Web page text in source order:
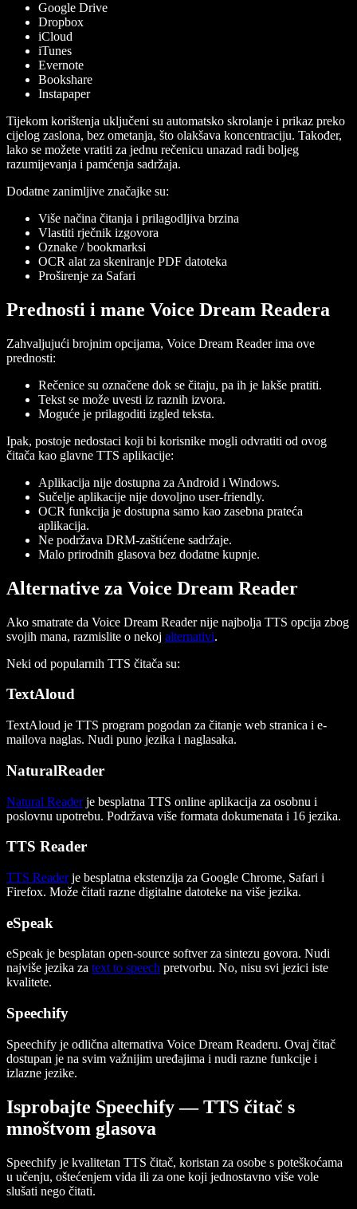
Google Drive
Dropbox
iCloud
iTunes
Evernote
Bookshare
Instapaper
Tijekom korištenja uključeni su automatsko skrolanje i prikaz preko
cijelog zaslona, bez ometanja, što olakšava koncentraciju. Također,
lako se možete vratiti za jednu rečenicu unazad radi boljeg
razumijevanja i pamćenja sadržaja.
Dodatne zanimljive značajke su:
Više načina čitanja i prilagodljiva brzina
Vlastiti rječnik izgovora
Oznake / bookmarksi
OCR alat za skeniranje PDF datoteka
Proširenje za Safari
Prednosti i mane Voice Dream Readera
Zahvaljujući brojnim opcijama, Voice Dream Reader ima ove
prednosti:
Rečenice su označene dok se čitaju, pa ih je lakše pratiti.
Tekst se može uvesti iz raznih izvora.
Moguće je prilagoditi izgled teksta.
Ipak, postoje nedostaci koji bi korisnike mogli odvratiti od ovog
čitača kao glavne TTS aplikacije:
Aplikacija nije dostupna za Android i Windows.
Sučelje aplikacije nije dovoljno user-friendly.
OCR funkcija je dostupna samo kao zasebna prateća
aplikacija.
Ne podržava DRM-zaštićene sadržaje.
Malo prirodnih glasova bez dodatne kupnje.
Alternative za Voice Dream Reader
Ako smatrate da Voice Dream Reader nije najbolja TTS opcija zbog
svojih mana, razmislite o nekoj alternativi.
Neki od popularnih TTS čitača su:
TextAloud
TextAloud je TTS program pogodan za čitanje web stranica i e-
mailova naglas. Nudi puno jezika i naglasaka.
NaturalReader
Natural Readerje besplatna TTS online aplikacija za osobnu i
poslovnu upotrebu. Podržava više formata dokumenata i 16 jezika.
TTS Reader
TTS Readerje besplatna ekstenzija za Google Chrome, Safari i
Firefox. Može čitati razne digitalne datoteke na više jezika.
eSpeak
eSpeak je besplatan open-source softver za sintezu govora. Nudi
najviše jezika za text to speech pretvorbu. No, nisu svi jezici iste
kvalitete.
Speechify
Speechify je odlična alternativa Voice Dream Readeru. Ovaj čitač
dostupan je na svim važnijim uređajima i nudi razne funkcije i
izlazne jezike.
Isprobajte Speechify — TTS čitač s
mnoštvom glasova
Speechify je kvalitetan TTS čitač, koristan za osobe s poteškoćama
u učenju, oštećenjem vida ili za one koji jednostavno više vole
slušati nego čitati.